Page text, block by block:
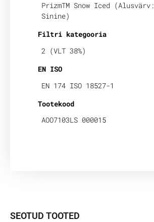
PrizmTM Snow Iced (Alusvärv:
Sinine)
Filtri kategooria
2 (VLT 38%)
EN ISO
EN 174 ISO 18527-1
Tootekood
AOO7103LS 000015
SEOTUD TOOTED